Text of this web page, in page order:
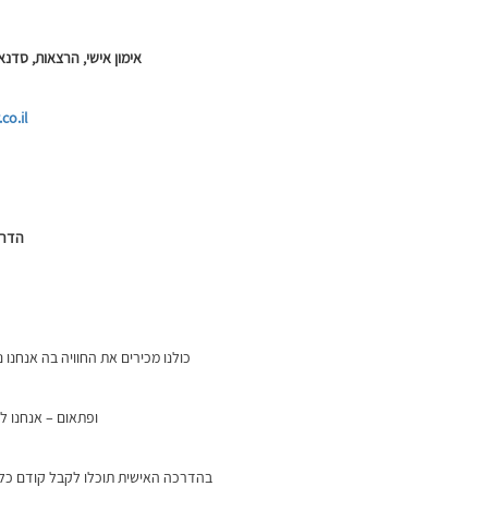
אימון אישי, הרצאות,
כולנו מכירים את החוויה בה
ופתאום – אנחנו
בהדרכה האישית תוכלו לקבל קודם